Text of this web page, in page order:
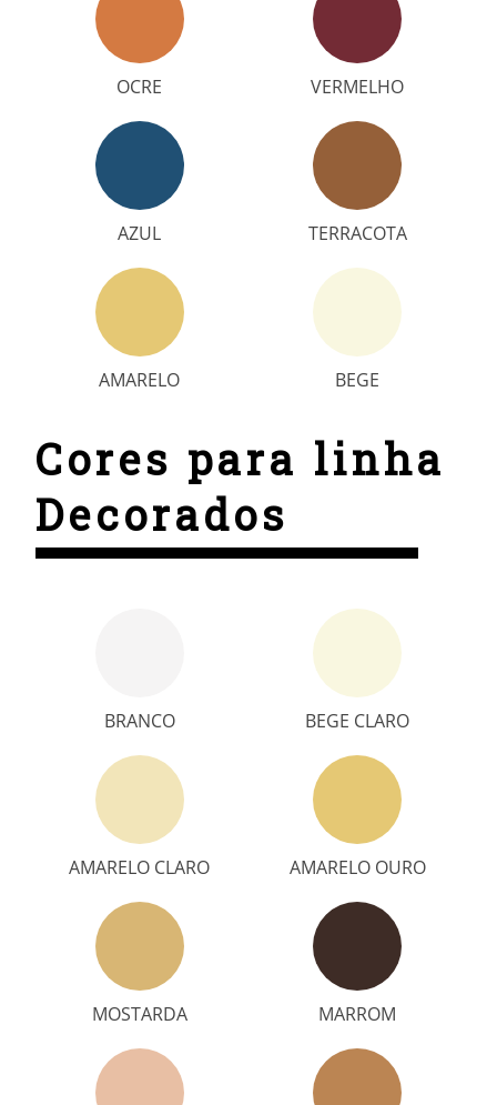
OCRE VERMELHO
AZUL TERRACOTA
AMARELO BEGE
Cores para linha
Decorados
BRANCO BEGE CLARO
AMARELO CLARO AMARELO OURO
MOSTARDA MARROM